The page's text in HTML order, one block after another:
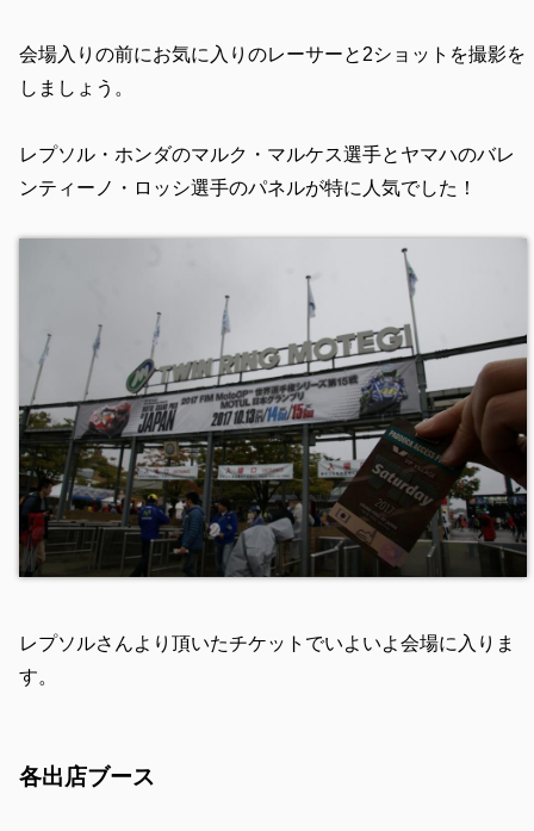
会場入りの前にお気に入りのレーサーと2ショットを撮影を
しましょう。
レプソル・ホンダのマルク・マルケス選手とヤマハのバレ
ンティーノ・ロッシ選手のパネルが特に人気でした！
レプソルさんより頂いたチケットでいよいよ会場に入りま
す。
各出店ブース